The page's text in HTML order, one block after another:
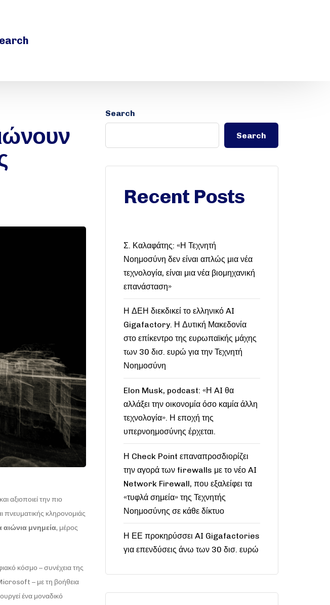
αξιοποιεί την πιο
πνευματικής κληρονομιάς
αιώνια μνημεία, μέρος
κόσμο – συνέχεια της
– με τη βοήθεια
ένα μοναδικό
Search
Search
Recent Posts
Σ. Καλαφάτης: «Η Τεχνητή
Νοημοσύνη δεν είναι απλώς μια νέα
τεχνολογία, είναι μια νέα βιομηχανική
επανάσταση»
Η ΔΕΗ διεκδικεί το ελληνικό AI
Gigafactory. Η Δυτική Μακεδονία
στο επίκεντρο της ευρωπαϊκής μάχης
των 30 δισ. ευρώ για την Τεχνητή
Νοημοσύνη
Elon Musk, podcast: «Η AI θα
αλλάξει την οικονομία όσο καμία άλλη
τεχνολογία». Η εποχή της
υπερνοημοσύνης έρχεται.
Η Check Point επαναπροσδιορίζει
την αγορά των firewalls με το νέο AI
Network Firewall, που εξαλείφει τα
«τυφλά σημεία» της Τεχνητής
Νοημοσύνης σε κάθε δίκτυο
Η ΕΕ προκηρύσσει AI Gigafactories
για επενδύσεις άνω των 30 δισ. ευρώ